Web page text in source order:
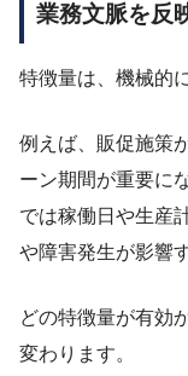
業務文脈を反
特徴量は、機械的
例えば、販促施策
ーン期間が重要に
では稼働日や生産
や障害発生が影響
どの特徴量が有効
変わります。